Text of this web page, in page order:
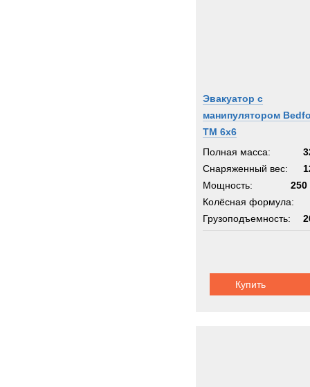
Эвакуатор с
манипулятором
TM 6x6
Полная масса:
Снаряженный вес:
Мощность:
250
Колёсная формула:
Грузоподъемность:
Купить